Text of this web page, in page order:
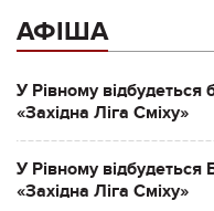
АФІША
У Рівному відбудеться
«Західна Ліга Сміху»
У Рівному відбудеться
«Західна Ліга Сміху»